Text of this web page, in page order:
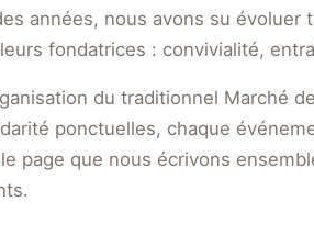
années, nous avons su évoluer
fondatrices : convivialité,
du traditionnel Marché
ponctuelles, chaque
page que nous écrivons